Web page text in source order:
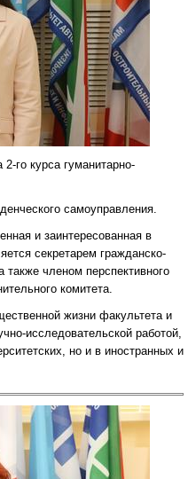
го курса гуманитарно-
самоуправления.
и заинтересованная в
секретарем гражданско-
также членом перспективного
комитета.
жизни факультета и
исследовательской работой,
но и в иностранных и